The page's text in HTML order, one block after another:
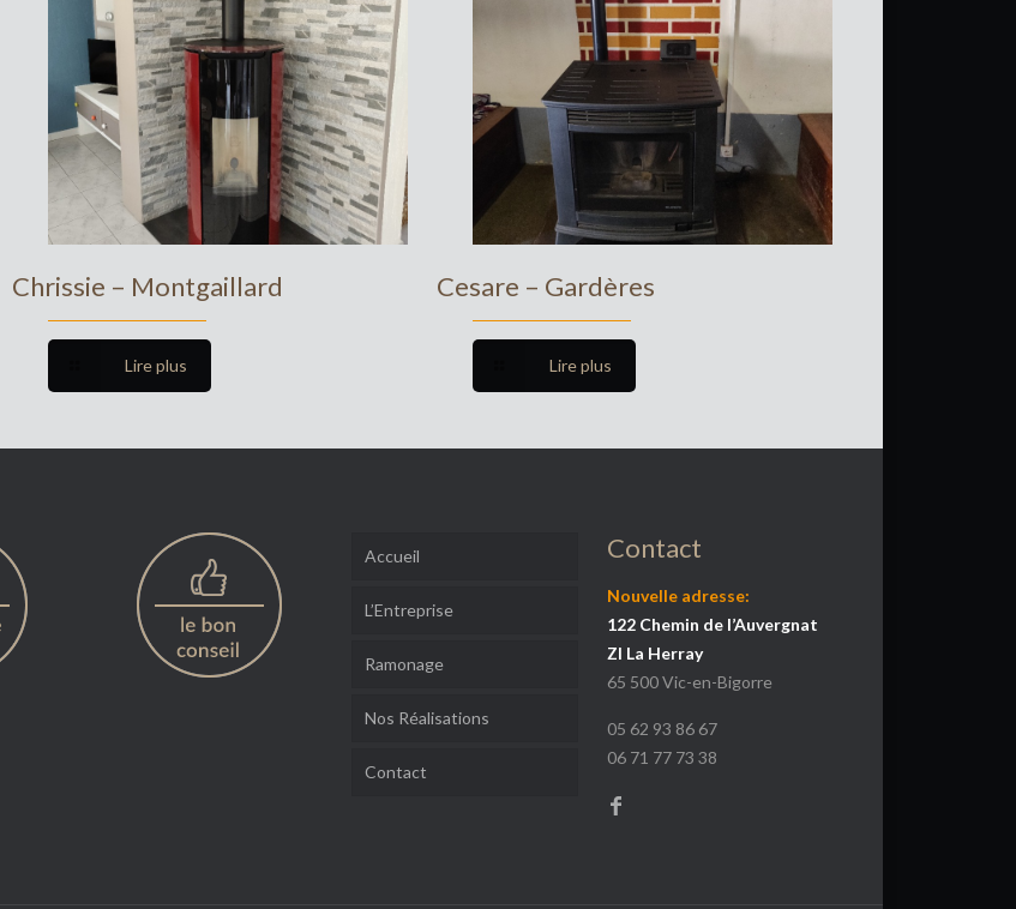
Chrissie – Montgaillard
Lire plus
Cesare – Gardères
Lire plus
Accueil
L’Entreprise
Ramonage
Nos Réalisations
Contact
Contact
Nouvelle adresse:
122 Chemin de l’Auvergnat
ZI La Herray
65 500 Vic-en-Bigorre
05 62 93 86 67
06 71 77 73 38